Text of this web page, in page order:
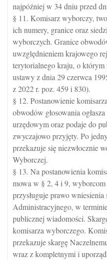
najpóźniej w 34 dniu przed
§ 11. Komisarz wyborczy,
ich numery, granice oraz
wyborczych. Granice
uwzględnieniem krajowego
terytorialnego kraju, o którym
ustawy z dnia 29 czerwca
z 2022 r. poz. 459 i 830).
§ 12. Postanowienie
obwodów głosowania
urzędowym oraz podaje do
zwyczajowo przyjęty. Po
przekazuje się niezwłocznie
Wyborczej.
§ 13. Na postanowienia
mowa w § 2, 4 i 9,
przysługuje prawo
Administracyjnego, w
publicznej wiadomości.
komisarza wyborczego.
przekazuje skargę
wraz z kompletnymi i